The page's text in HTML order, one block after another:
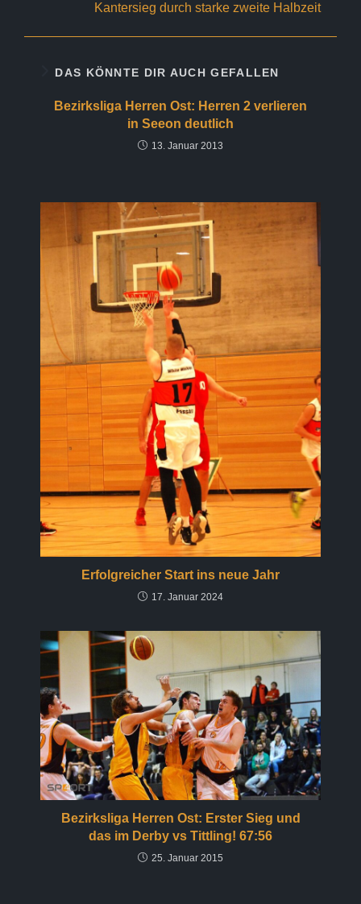
Kantersieg durch starke zweite Halbzeit
DAS KÖNNTE DIR AUCH GEFALLEN
Bezirksliga Herren Ost: Herren 2 verlieren
in Seeon deutlich
13. Januar 2013
Erfolgreicher Start ins neue Jahr
17. Januar 2024
Bezirksliga Herren Ost: Erster Sieg und
das im Derby vs Tittling! 67:56
25. Januar 2015